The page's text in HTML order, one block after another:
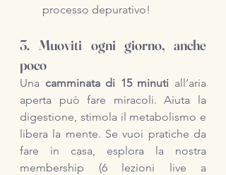
processo depurativo!
3. Muoviti ogni giorno, anche
poco
Una camminata di 15 minuti all’aria
aperta può fare miracoli. Aiuta la
digestione, stimola il metabolismo e
libera la mente. Se vuoi pratiche da
fare in casa, esplora la nostra
membership (6 lezioni live a